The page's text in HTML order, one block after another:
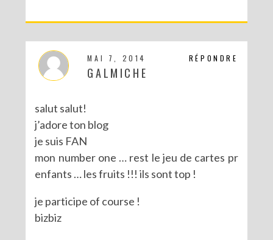
RÉPONDRE
MAI 7, 2014
GALMICHE
salut salut!
j’adore ton blog
je suis FAN
mon number one … rest le jeu de cartes pr
enfants … les fruits !!! ils sont top !
je participe of course !
bizbiz